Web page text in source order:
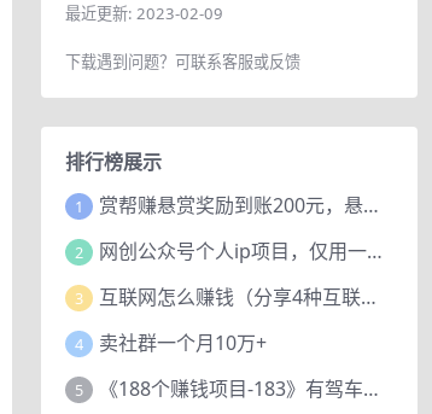
最近更新: 2023-02-09
下载遇到问题？可联系客服或反馈
排行榜展示
1 赏帮赚悬赏奖励到账200元，悬赏任务多劳多得，人人可做。
2 网创公众号个人ip项目，仅用一篇文章做到全网引流！
3 互联网怎么赚钱（分享4种互联网赚钱模式）
4 卖社群一个月10万+
5 《188个赚钱项目-183》有驾车评项目，动动小手，复制粘贴赚44元！